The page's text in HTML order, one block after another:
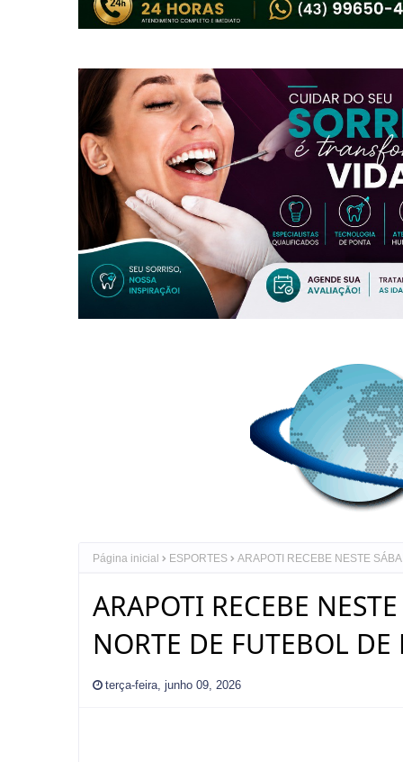
Página inicial ESPORTES ARAPOTI RECEBE NESTE
ARAPOTI RECEBE
NORTE DE FUTEBOL DE
terça-feira, junho 09, 2026